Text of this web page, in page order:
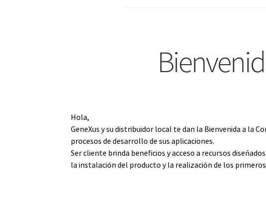
Hola,
GeneXus y su distribuidor local te dan la Bienvenida a la
procesos de desarrollo de sus aplicaciones.
Ser cliente brinda beneficios y acceso a recursos
la instalación del producto y la realización de los